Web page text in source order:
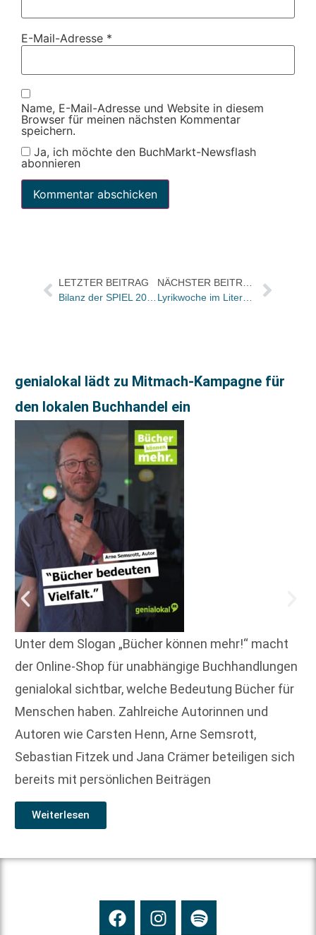
E-Mail-Adresse *
Name, E-Mail-Adresse und Website in diesem
Browser für meinen nächsten Kommentar
speichern.
Ja, ich möchte den BuchMarkt-Newsflash
abonnieren
LETZTER BEITRAG
Bilanz der SPIEL 2001 in Essen
genialokal lädt zu Mitmach-Kampagne für
den lokalen Buchhandel ein
Unter dem Slogan „Bücher können mehr!“ macht
der Online-Shop für unabhängige Buchhandlungen
genialokal sichtbar, welche Bedeutung Bücher für
Menschen haben. Zahlreiche Autorinnen und
Autoren wie Carsten Henn, Arne Semsrott,
Sebastian Fitzek und Jana Crämer beteiligen sich
bereits mit persönlichen Beiträgen
Weiterlesen